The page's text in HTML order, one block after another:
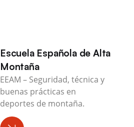
Escuela Española de Alta
Montaña
EEAM – Seguridad, técnica y
buenas prácticas en
deportes de montaña.